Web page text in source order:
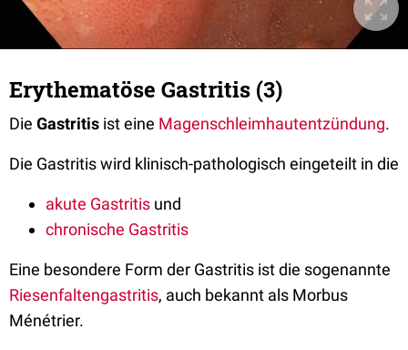
Erythematöse Gastritis (3)
Die Gastritis ist eine Magenschleimhautentzündung.
Die Gastritis wird klinisch-pathologisch eingeteilt in die
akute Gastritis und
chronische Gastritis
Eine besondere Form der Gastritis ist die sogenannte
Riesenfaltengastritis, auch bekannt als Morbus
Ménétrier.